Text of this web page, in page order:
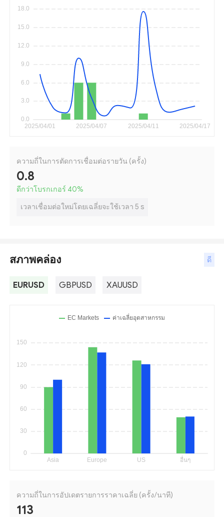
ความถี่ในการตัดการเชื่อมต่อรายวัน (ครั้ง)
0.8
ดีกว่าโบรกเกอร์ 40%
เวลาเชื่อมต่อใหม่โดยเฉลี่ยจะใช้เวลา 5 s
สภาพคล่อง ดี
EURUSD GBPUSD XAUUSD
ความถี่ในการอัปเดตรายการราคาเฉลี่ย (ครั้ง/นาที)
113